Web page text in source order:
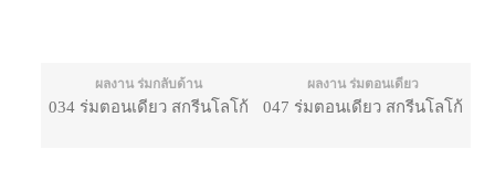
ผลงาน ร่มกลับด้าน
034 ร่มตอนเดียว สกรีนโลโก้
ผลงาน ร่มตอนเดียว
047 ร่มตอนเดียว สกรีนโลโก้